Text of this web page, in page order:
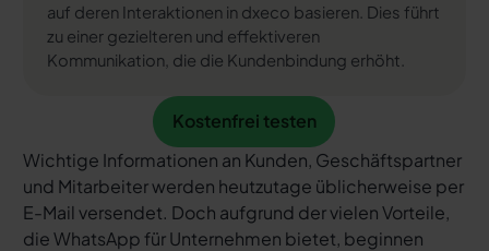
auf deren Interaktionen in dxeco basieren. Dies führt
zu einer gezielteren und effektiveren
Kommunikation, die die Kundenbindung erhöht.
Kostenfrei testen
Kostenfrei testen
Wichtige Informationen an Kunden, Geschäftspartner
und Mitarbeiter werden heutzutage üblicherweise per
E-Mail versendet. Doch aufgrund der vielen Vorteile,
die WhatsApp für Unternehmen bietet, beginnen